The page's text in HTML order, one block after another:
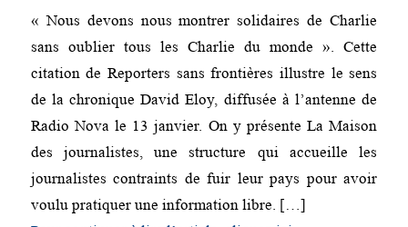
« Nous devons nous montrer solidaires de Charlie
sans oublier tous les Charlie du monde ». Cette
citation de Reporters sans frontières illustre le sens
de la chronique David Eloy, diffusée à l’antenne de
Radio Nova le 13 janvier. On y présente La Maison
des journalistes, une structure qui accueille les
journalistes contraints de fuir leur pays pour avoir
voulu pratiquer une information libre. […]